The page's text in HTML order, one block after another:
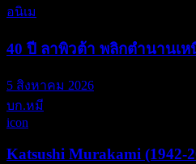
อนิเม
40 ปี ลาพิวต้า พลิกตำนานเห
5 สิงหาคม 2026
บก.หมี
icon
Katsushi Murakami (1942-